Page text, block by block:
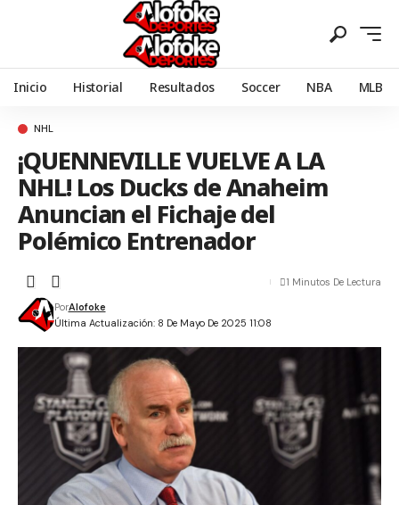
Inicio Historial Resultados Soccer NBA MLB
NHL
¡QUENNEVILLE VUELVE A LA
NHL! Los Ducks de Anaheim
Anuncian el Fichaje del
Polémico Entrenador
Última Actualización: 8 De Mayo De 2025 11:08
PorAlofoke
1 Minutos De Lectura